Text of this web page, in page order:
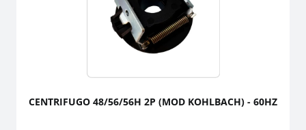
CENTRIFUGO 48/56/56H 2P (MOD KOHLBACH) - 60HZ